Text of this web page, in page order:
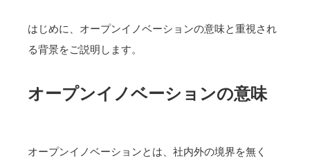
はじめに、オープンイノベーションの意味と重視され
る背景をご説明します。
オープンイノベーションの意味
オープンイノベーションとは、社内外の境界を無く